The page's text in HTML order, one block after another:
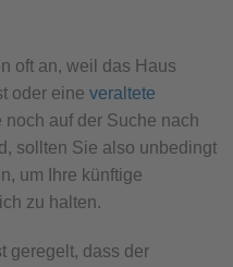
oft an, weil das Haus
oder eine veraltete
noch auf der Suche nach
sollten Sie also unbedingt
um Ihre künftige
zu halten.
geregelt, dass der